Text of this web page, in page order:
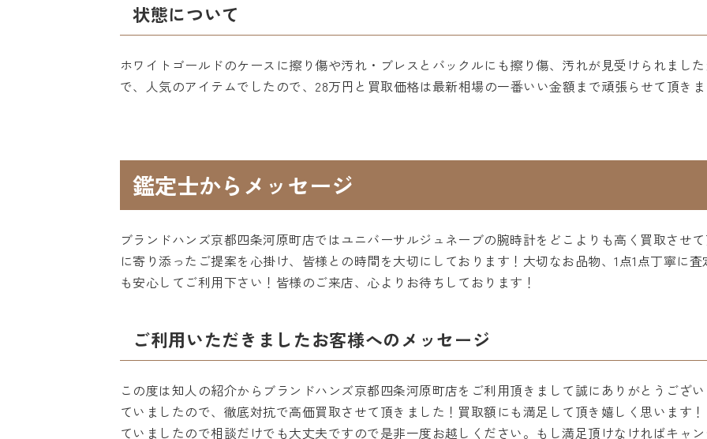
状態について
ホワイトゴールドのケースに擦り傷や汚れ・ブレスとバックルにも擦り傷、汚れが見受けられまし
で、人気のアイテムでしたので、28万円と買取価格は最新相場の一番いい金額まで頑張らせて頂き
鑑定士からメッセージ
ブランドハンズ京都四条河原町店ではユニバーサルジュネーブの腕時計をどこよりも高く買取させ
に寄り添ったご提案を心掛け、皆様との時間を大切にしております！大切なお品物、1点1点丁寧に
も安心してご利用下さい！皆様のご来店、心よりお待ちしております！
ご利用いただきましたお客様へのメッセージ
この度は知人の紹介からブランドハンズ京都四条河原町店をご利用頂きまして誠にありがとうござ
ていましたので、徹底対抗で高価買取させて頂きました！買取額にも満足して頂き嬉しく思います
ていましたので相談だけでも大丈夫ですので是非一度お越しください。もし満足頂けなければキャ